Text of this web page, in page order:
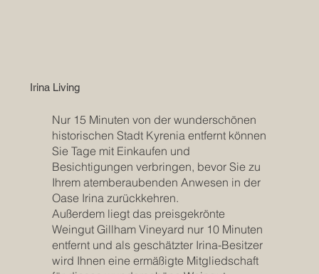
Irina Living
Nur 15 Minuten von der wunderschönen
historischen Stadt Kyrenia entfernt können
Sie Tage mit Einkaufen und
Besichtigungen verbringen, bevor Sie zu
Ihrem atemberaubenden Anwesen in der
Oase Irina zurückkehren.
Außerdem liegt das preisgekrönte
Weingut Gillham Vineyard nur 10 Minuten
entfernt und als geschätzter Irina-Besitzer
wird Ihnen eine ermäßigte Mitgliedschaft